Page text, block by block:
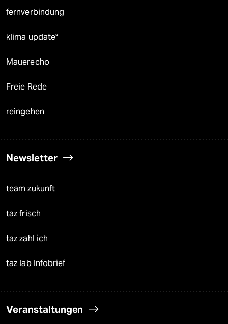
fernverbindung
klima update°
Mauerecho
Freie Rede
reingehen
Newsletter
team zukunft
taz frisch
taz zahl ich
taz lab Infobrief
Veranstaltungen